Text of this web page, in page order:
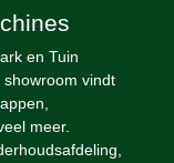
en Tuin
vindt
meer.